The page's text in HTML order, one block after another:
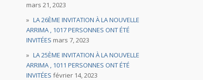
mars 21, 2023
LA 26ÈME INVITATION À LA NOUVELLE
ARRIMA , 1017 PERSONNES ONT ÉTÉ
INVITÉES mars 7, 2023
LA 25ÈME INVITATION À LA NOUVELLE
ARRIMA , 1011 PERSONNES ONT ÉTÉ
INVITÉES février 14, 2023